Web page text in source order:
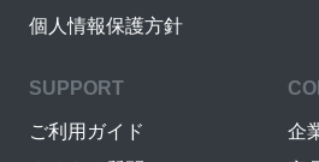
個人情報保護方針
SUPPORT
ご利用ガイド
企